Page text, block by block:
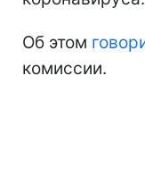
Об этом
комиссии.